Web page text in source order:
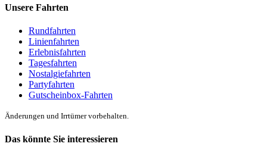
Unsere Fahrten
Rundfahrten
Linienfahrten
Erlebnisfahrten
Tagesfahrten
Nostalgiefahrten
Partyfahrten
Gutscheinbox-Fahrten
Änderungen und Irrtümer vorbehalten.
Das könnte Sie interessieren